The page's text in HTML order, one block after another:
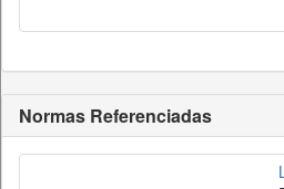
Normas Referenciadas